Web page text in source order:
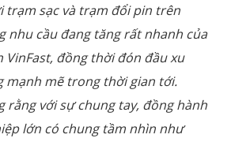
trạm sạc và trạm đổi pin trên
nhu cầu đang tăng rất nhanh của
VinFast, đồng thời đón đầu xu
mẽ trong thời gian tới.
rằng với sự chung tay, đồng hành
lớn có chung tầm nhìn như